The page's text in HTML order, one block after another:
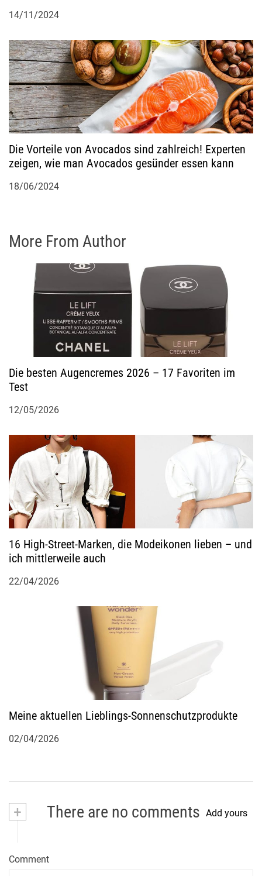
14/11/2024
Die Vorteile von Avocados sind zahlreich! Experten
zeigen, wie man Avocados gesünder essen kann
18/06/2024
More From Author
Die besten Augencremes 2026 – 17 Favoriten im
Test
12/05/2026
16 High-Street-Marken, die Modeikonen lieben – und
ich mittlerweile auch
22/04/2026
Meine aktuellen Lieblings-Sonnenschutzprodukte
02/04/2026
+ There are no comments Add yours
Comment